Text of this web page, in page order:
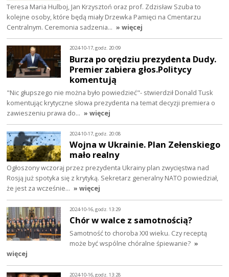
Teresa Maria Hulboj, Jan Krzysztoń oraz prof. Zdzisław Szuba to
kolejne osoby, które będą miały Drzewka Pamięci na Cmentarzu
Centralnym. Ceremonia sadzenia… » więcej
2024-10-17, godz. 20:09
Burza po orędziu prezydenta Dudy.
Premier zabiera głos.Politycy
komentują
"Nic głupszego nie można było powiedzieć"- stwierdził Donald Tusk
komentując krytyczne słowa prezydenta na temat decyzji premiera o
zawieszeniu prawa do… » więcej
2024-10-17, godz. 20:08
Wojna w Ukrainie. Plan Zełenskiego
mało realny
Ogłoszony wczoraj przez prezydenta Ukrainy plan zwycięstwa nad
Rosją już spotyka się z krytyką. Sekretarz generalny NATO powiedział,
że jest za wcześnie… » więcej
2024-10-16, godz. 13:29
Chór w walce z samotnością?
Samotność to choroba XXI wieku. Czy receptą
może być wspólne chóralne śpiewanie? »
więcej
2024-10-16, godz. 13:28